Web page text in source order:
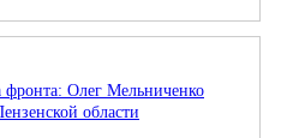
Олег Мельниченко
области